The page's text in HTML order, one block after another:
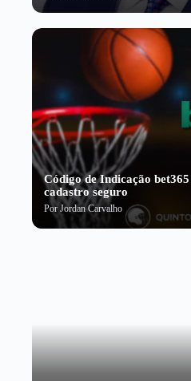
Código de Indicação
cadastro seguro
PorJordan Carvalho